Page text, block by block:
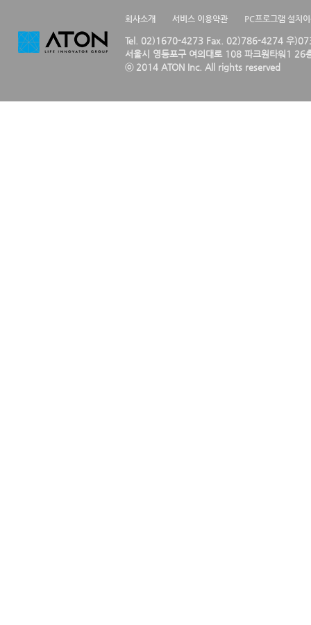
회사소개 서비스 이용약관 PC프로그램 설치
Tel. 02)1670-4273 Fax. 02)786-4274 우
서울시 영등포구 여의대로 108 파크원타워1 26
ⓒ 2014 ATON Inc. All rights reserved